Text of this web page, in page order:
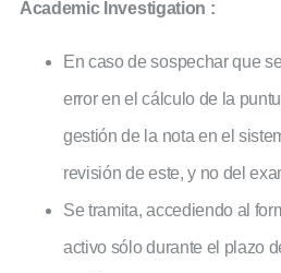
Academic Investigation :
En caso de sospechar que
error en el cálculo de la
gestión de la nota en el
revisión de este, y no del
Se tramita, accediendo al
activo sólo durante el plazo